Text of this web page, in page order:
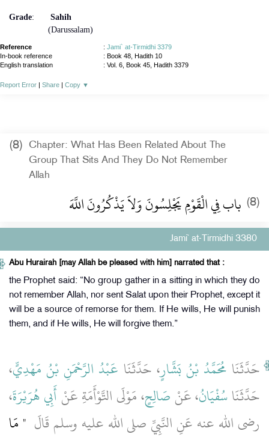
Grade:
Sahih
(Darussalam)
Reference : Jami` at-Tirmidhi 3379
In-book reference
: Book 48, Hadith 10
English translation
: Vol. 6, Book 45, Hadith 3379
Report Error | Share | Copy ▼
(8)
Chapter: What Has Been Related About The
Group That Sits And They Do Not Remember
Allah
(8) باب فِي الْقَوْمِ يَجْلِسُونَ وَلاَ يَذْكُرُونَ اللَّهَ ‏
Jami` at-Tirmidhi 3380
Abu Hurairah [may Allah be pleased with him] narrated that :
the Prophet said: “No group gather in a sitting in which they do
not remember Allah, nor sent Salat upon their Prophet, except it
will be a source of remorse for them. If He wills, He will punish
them, and if He wills, He will forgive them.”
حَدَّثَنَا مُحَمَّدُ بْنُ بَشَّارٍ، حَدَّثَنَا عَبْدُ الرَّحْمَنِ بْنُ مَهْدِيٍّ،
حَدَّثَنَاسُفْيَانُ، عَنْ صَالِحٍ، مَوْلَى التَّوْأَمَةِ عَنْ أَبِي هُرَيْرَةَ،
رضى الله عنه عَنِ النَّبِيِّ صلى الله عليه وسلم قَالَ ‏ "‏ مَا